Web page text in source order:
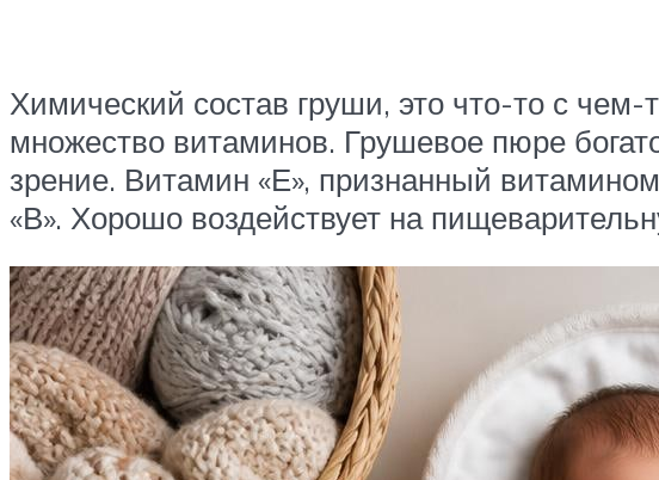
Химический состав груши, это что-то с
множество витаминов. Грушевое пюре
зрение. Витамин «Е», признанный
«В». Хорошо воздействует на